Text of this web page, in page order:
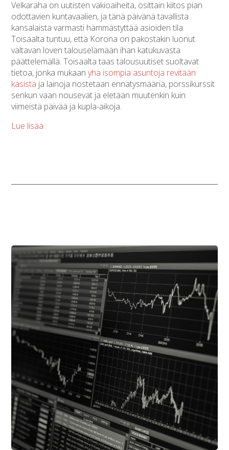
Velkaraha on uutisten vakioaiheita, osittain kiitos pian
odottavien kuntavaalien, ja tänä päivänä tavallista
kansalaista varmasti hämmästyttää asioiden tila.
Toisaalta tuntuu, että Korona on pakostakin luonut
valtavan loven talouselämään ihan katukuvasta
päättelemällä. Toisaalta taas talousuutiset suoltavat
tietoa, jonka mukaanyhä isompia asuntoja revitään
käsistä ja lainoja nostetaan ennätysmääriä, pörssikurssit
senkun vaan nousevat ja eletään muutenkin kuin
viimeistä päivää ja kupla-aikoja.
Lue lisää